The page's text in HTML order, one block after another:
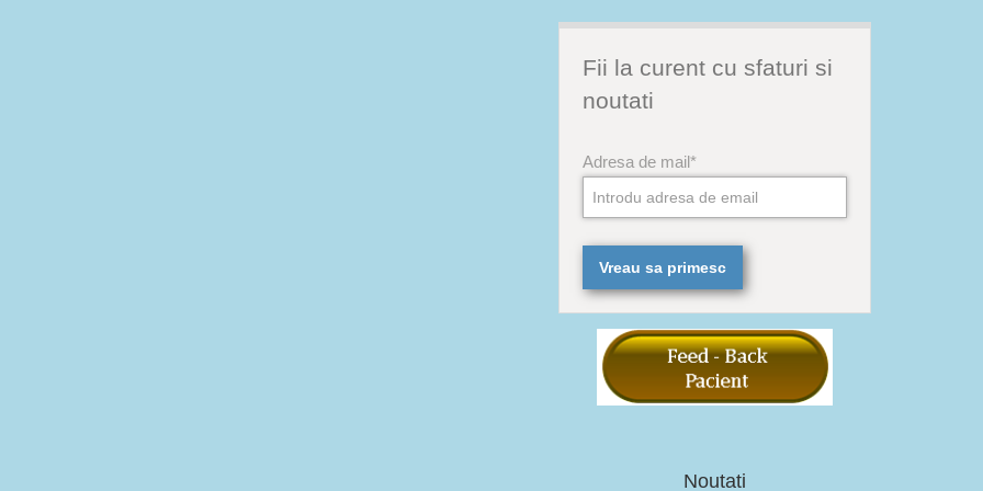
Fii la curent cu sfaturi si
noutati
Adresa de mail*
Noutati